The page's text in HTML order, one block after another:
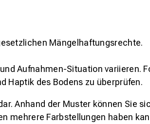
Mängelhaftungsrechte.
Aufnahmen-Situation variieren.
Haptik des Bodens zu überprüfen.
Anhand der Muster können Sie
mehrere Farbstellungen haben